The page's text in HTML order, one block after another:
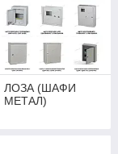
ЛОЗА (ШАФИ
МЕТАЛ)